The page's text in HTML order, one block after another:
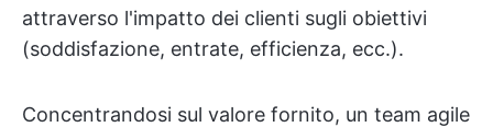
attraverso l'impatto dei clienti sugli obiettivi
(soddisfazione, entrate, efficienza, ecc.).
Concentrandosi sul valore fornito, un team agile